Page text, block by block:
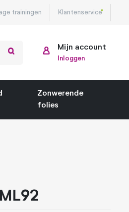
trainingen Klantenservice
Mijn account
Inloggen
Zonwerende
folies